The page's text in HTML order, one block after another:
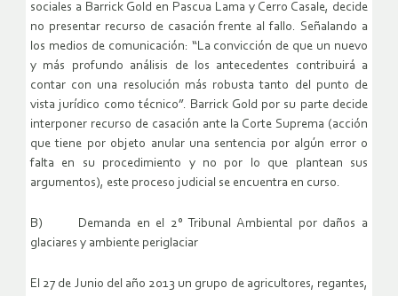
sociales a Barrick Gold en Pascua Lama y Cerro Casale, decide
no presentar recurso de casación frente al fallo. Señalando a
los medios de comunicación: “La convicción de que un nuevo
y más profundo análisis de los antecedentes contribuirá a
contar con una resolución más robusta tanto del punto de
vista jurídico como técnico”. Barrick Gold por su parte decide
interponer recurso de casación ante la Corte Suprema (acción
que tiene por objeto anular una sentencia por algún error o
falta en su procedimiento y no por lo que plantean sus
argumentos), este proceso judicial se encuentra en curso.
B) Demanda en el 2° Tribunal Ambiental por daños a
glaciares y ambiente periglaciar
El 27 de Junio del año 2013 un grupo de agricultores, regantes,